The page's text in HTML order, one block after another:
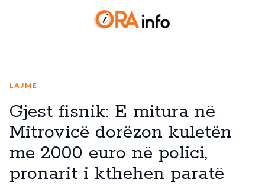
LAJME
Gjest fisnik: E mitura në
Mitrovicë dorëzon kuletën
me 2000 euro në polici,
pronarit i kthehen paratë